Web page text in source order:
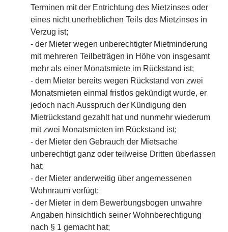
Terminen mit der Entrichtung des Mietzinses oder
eines nicht unerheblichen Teils des Mietzinses in
Verzug ist;
- der Mieter wegen unberechtigter Mietminderung
mit mehreren Teilbeträgen in Höhe von insgesamt
mehr als einer Monatsmiete im Rückstand ist;
- dem Mieter bereits wegen Rückstand von zwei
Monatsmieten einmal fristlos gekündigt wurde, er
jedoch nach Ausspruch der Kündigung den
Mietrückstand gezahlt hat und nunmehr wiederum
mit zwei Monatsmieten im Rückstand ist;
- der Mieter den Gebrauch der Mietsache
unberechtigt ganz oder teilweise Dritten überlassen
hat;
- der Mieter anderweitig über angemessenen
Wohnraum verfügt;
- der Mieter in dem Bewerbungsbogen unwahre
Angaben hinsichtlich seiner Wohnberechtigung
nach § 1 gemacht hat;